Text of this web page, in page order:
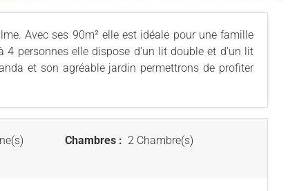
Avec ses 90m² elle est idéale pour une famille
personnes elle dispose d'un lit double et d'un lit
et son agréable jardin permettrons de profiter
Chambres : 2 Chambre(s)